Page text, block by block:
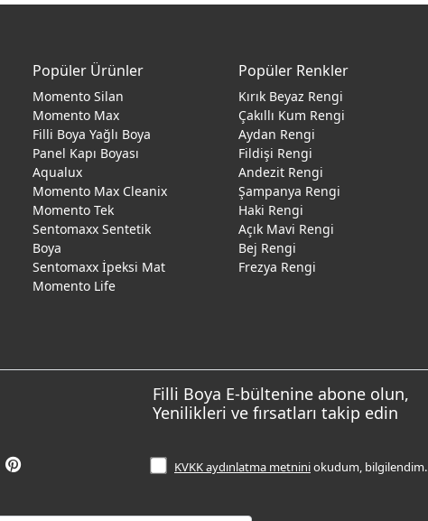
Popüler Ürünler
Momento Silan
Momento Max
Filli Boya Yağlı Boya
Panel Kapı Boyası
Aqualux
Momento Max Cleanix
Momento Tek
Sentomaxx Sentetik
Boya
Sentomaxx İpeksi Mat
Momento Life
Popüler Renkler
Kırık Beyaz Rengi
Çakıllı Kum Rengi
Aydan Rengi
Fildişi Rengi
Andezit Rengi
Şampanya Rengi
Haki Rengi
Açık Mavi Rengi
Bej Rengi
Frezya Rengi
Filli Boya E-bültenine abone olun,
Yenilikleri ve fırsatları takip edin
KVKK aydınlatma metniniokudum, bilgilendim.